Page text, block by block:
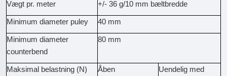
Vægt pr. meter +/- 36 g/10 mm bæltbredde
Minimum diameter puley 40 mm
Minimum diameter
counterbend
80 mm
Maksimal belastning (N) Åben
Uendelig med